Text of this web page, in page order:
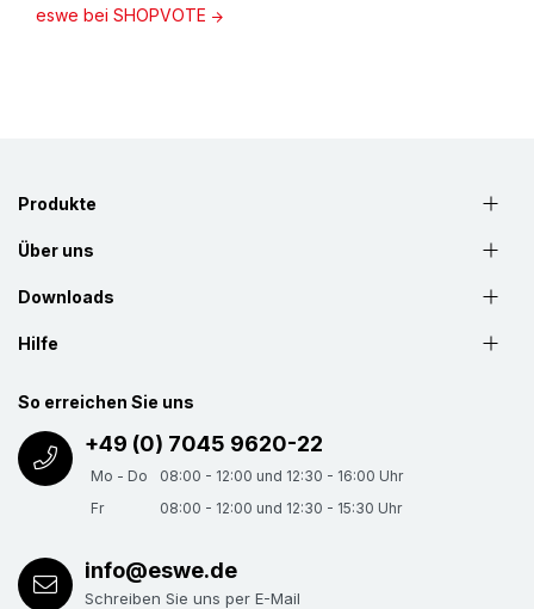
eswe bei SHOPVOTE
Produkte
Über uns
Downloads
Hilfe
So erreichen Sie uns
+49 (0) 7045 9620-22
Mo - Do
08:00 - 12:00 und 12:30 - 16:00 Uhr
Fr
08:00 - 12:00 und 12:30 - 15:30 Uhr
info@eswe.de
Schreiben Sie uns per E-Mail